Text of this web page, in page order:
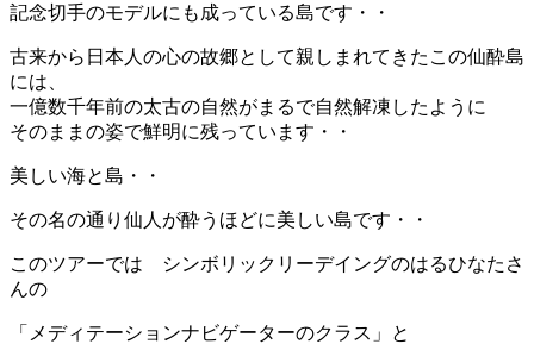
記念切手のモデルにも成っている島です・・
古来から日本人の心の故郷として親しまれてきたこの仙酔島
には、
一億数千年前の太古の自然がまるで自然解凍したように
そのままの姿で鮮明に残っています・・
美しい海と島・・
その名の通り仙人が酔うほどに美しい島です・・
このツアーでは シンボリックリーデイングのはるひなたさ
んの
「メディテーションナビゲーターのクラス」と